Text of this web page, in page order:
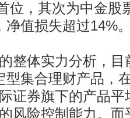
位，其次为中金股
净值损失超过14%
体实力分析，目
型集合理财产品，
证券旗下的产品平
风险控制能力。而